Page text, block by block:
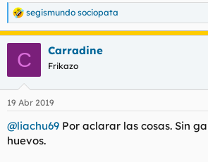
R
e
a
e
:
segismundo sociopata
C Carradine
Frikazo
19 Abr 2019
@liachu69 Por aclarar las cosas. Sin
huevos.